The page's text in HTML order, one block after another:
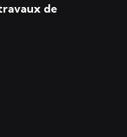
de